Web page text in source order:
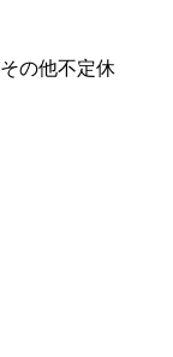
その他不定休